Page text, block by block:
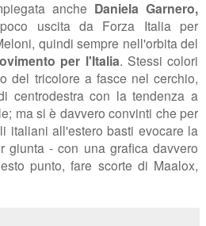
anche Daniela Garnero,
uscita da Forza Italia per
quindi sempre nell'orbita del
per l'Italia. Stessi colori
del tricolore a fasce nel cerchio,
centrodestra con la tendenza a
ma si è davvero convinti che per
italiani all'estero basti evocare la
giunta - con una grafica davvero
punto, fare scorte di Maalox,